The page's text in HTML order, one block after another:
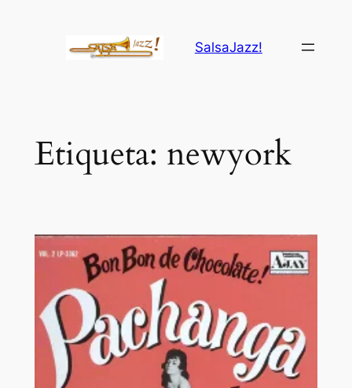
SalsaJazz!
Etiqueta: newyork